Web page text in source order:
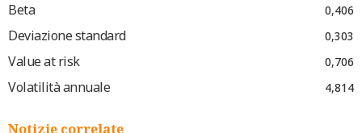
Beta
0,406
Deviazione standard 0,303
Value at risk 0,706
Volatilità annuale 4,814
Notizie correlate